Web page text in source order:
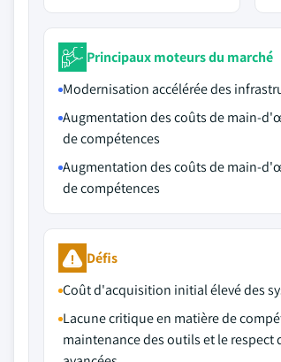
Principaux moteurs du marché
Modernisation accélérée des
Augmentation des coûts de main-
de compétences
Augmentation des coûts de main-
de compétences
Défis
Coût d'acquisition initial élevé des
Lacune critique en matière de
maintenance des outils et le respect